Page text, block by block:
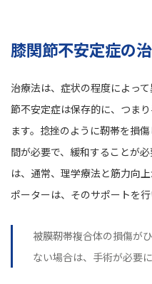
膝関節不安定症の
治療法は、症状の程度によっ
節不安定症は保存的に、つま
ます。捻挫のように靭帯を損
間が必要で、緩和することが
は、通常、理学療法と筋力向
ポーターは、そのサポートを行
被膜靭帯複合体の損傷が
ない場合は、手術が必要